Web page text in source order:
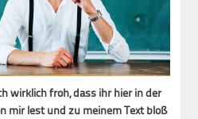
wirklich froh, dass ihr hier in der
mir lest und zu meinem Text bloß